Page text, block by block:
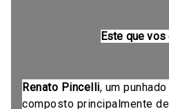
Este que
Renato Pincelli, um
composto principalmente